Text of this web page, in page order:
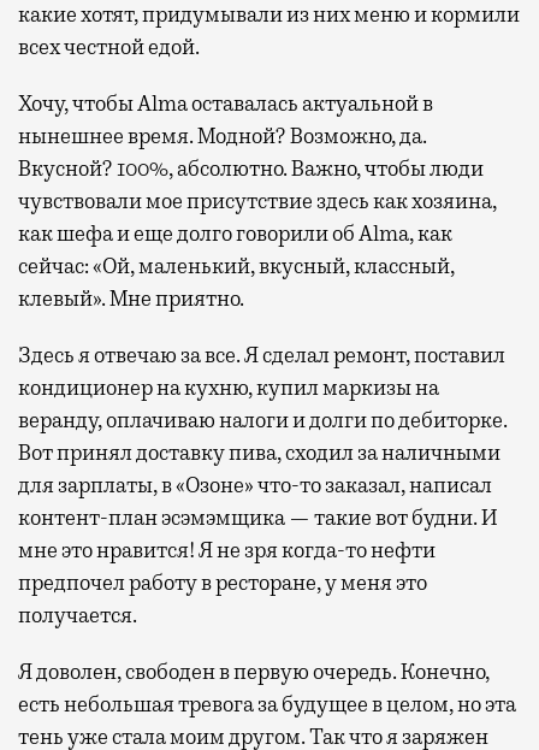
какие хотят, придумывали из них меню и кормили
всех честной едой.
Хочу, чтобы Alma оставалась актуальной в
нынешнее время. Модной? Возможно, да.
Вкусной? 100%, абсолютно. Важно, чтобы люди
чувствовали мое присутствие здесь как хозяина,
как шефа и еще долго говорили об Alma, как
сейчас: «Ой, маленький, вкусный, классный,
клевый». Мне приятно.
Здесь я отвечаю за все. Я сделал ремонт, поставил
кондиционер на кухню, купил маркизы на
веранду, оплачиваю налоги и долги по дебиторке.
Вот принял доставку пива, сходил за наличными
для зарплаты, в «Озоне» что-то заказал, написал
контент-план эсэмэмщика — такие вот будни. И
мне это нравится! Я не зря когда-то нефти
предпочел работу в ресторане, у меня это
получается.
Я доволен, свободен в первую очередь. Конечно,
есть небольшая тревога за будущее в целом, но эта
тень уже стала моим другом. Так что я заряжен